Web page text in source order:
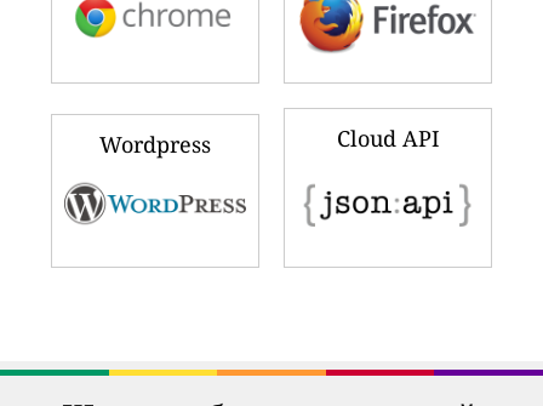
Wordpress Cloud API